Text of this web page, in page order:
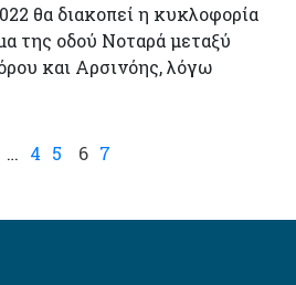
θα διακοπεί η κυκλοφορία
της οδού Νοταρά μεταξύ
και Αρσινόης, λόγω
… 4 5 6 7